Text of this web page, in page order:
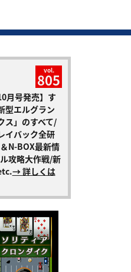
vol.
805
月号発売】す
型エルグラン
ス」のすべて/
イバック全研
N-BOX最新情
攻略大作戦/新
→ 詳しくは